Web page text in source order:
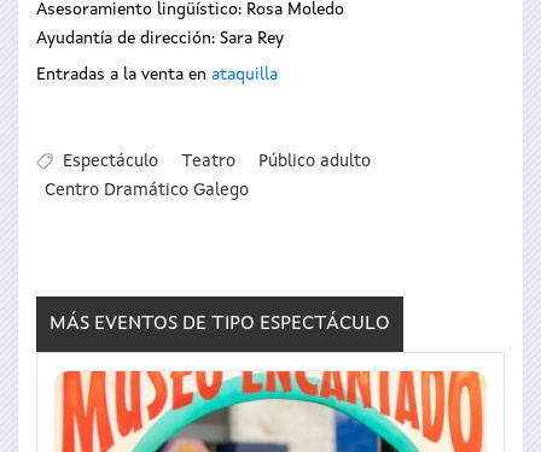
Asesoramiento lingüístico: Rosa Moledo
Ayudantía de dirección: Sara Rey
Entradas a la venta en ataquilla
Espectáculo Teatro
Público adulto
Centro Dramático Galego
MÁS EVENTOS DE TIPO ESPECTÁCULO